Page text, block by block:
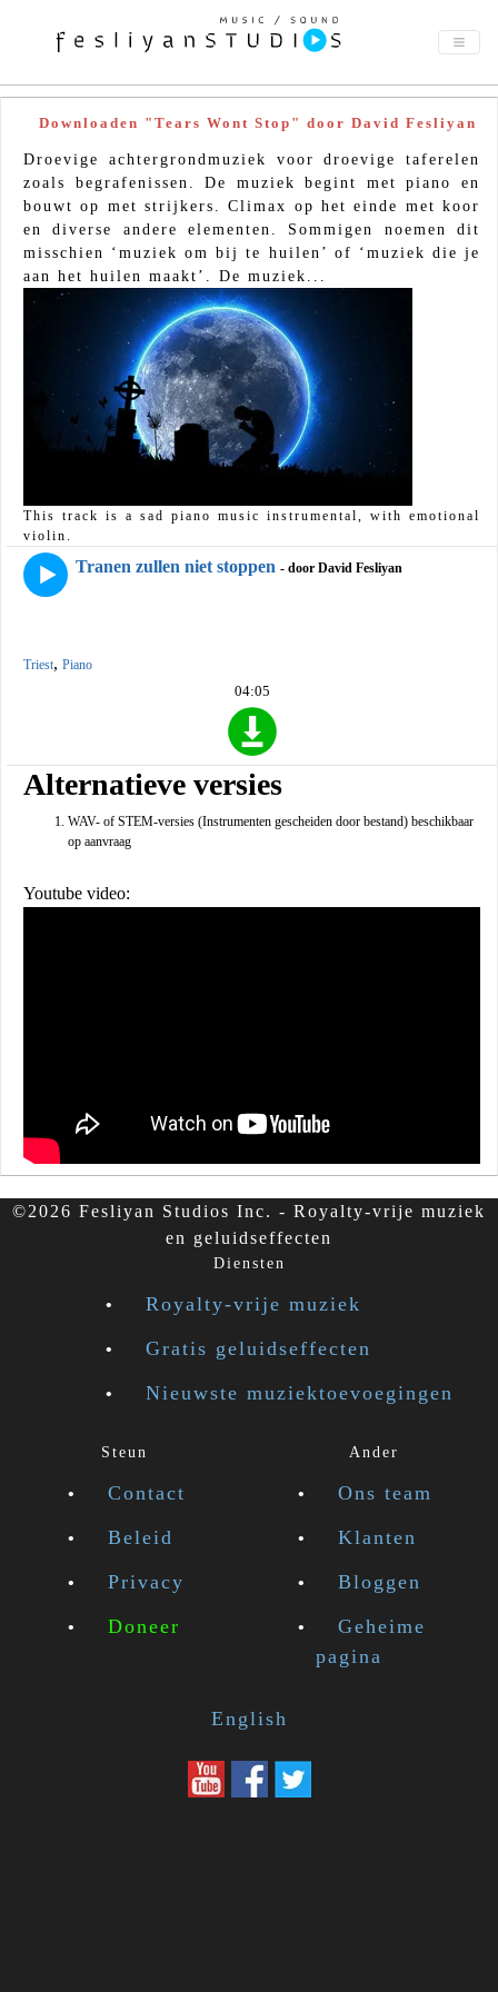
Downloaden "Tears Wont Stop" door David Fesliyan
Droevige achtergrondmuziek voor droevige taferelen
zoals begrafenissen. De muziek begint met piano en
bouwt op met strijkers. Climax op het einde met koor
en diverse andere elementen. Sommigen noemen dit
misschien ‘muziek om bij te huilen’ of ‘muziek die je
aan het huilen maakt’. De muziek...
This track is a sad piano music instrumental, with emotional
violin.
Tranen zullen niet stoppen - door David Fesliyan
Triest, Piano
04:05
Alternatieve versies
WAV- of STEM-versies (Instrumenten gescheiden door bestand) beschikbaar
op aanvraag
Youtube video:
©2026 Fesliyan Studios Inc. - Royalty-vrije muziek
en geluidseffecten
Diensten
Royalty-vrije muziek
Gratis geluidseffecten
Nieuwste muziektoevoegingen
Steun
Contact
Beleid
Privacy
Doneer
Ander
Ons team
Klanten
Bloggen
Geheime
pagina
English